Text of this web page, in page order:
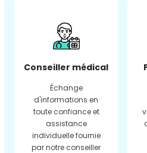
Conseiller médical
Échange
d'informations en
toute confiance et
assistance
individuelle fournie
par notre conseiller